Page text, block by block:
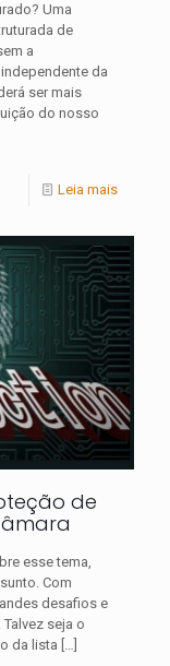
Uma
de
a
da
ser mais
do nosso
Leia mais
de
esse tema,
Com
desafios e
seja o
da lista […]